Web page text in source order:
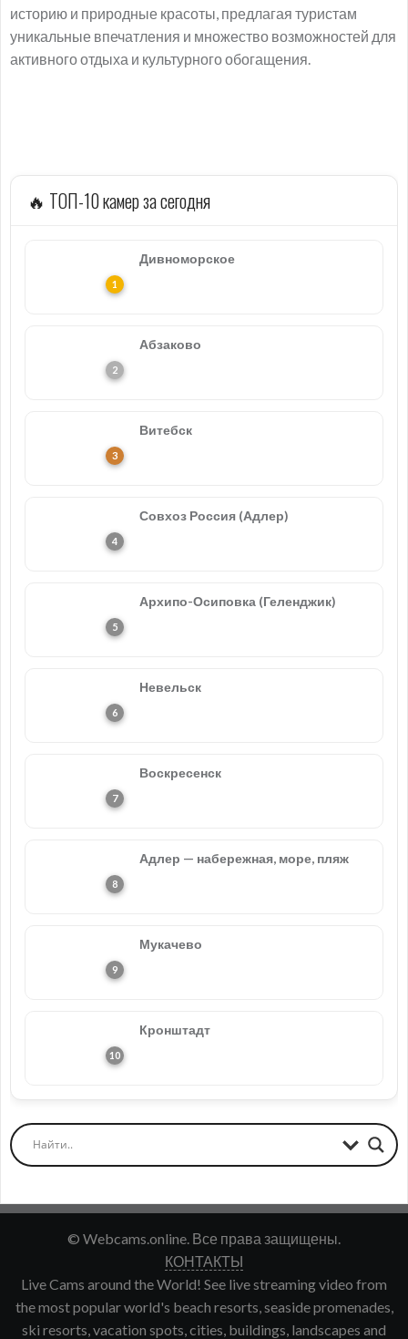
историю и природные красоты, предлагая туристам
уникальные впечатления и множество возможностей для
активного отдыха и культурного обогащения.
🔥 ТОП-10 камер за сегодня
Дивноморское
Абзаково
Витебск
Совхоз Россия (Адлер)
Архипо-Осиповка (Геленджик)
Невельск
Воскресенск
Адлер — набережная, море, пляж
Мукачево
Кронштадт
© Webcams.online. Все права защищены.
КОНТАКТЫ
Live Cams around the World! See live streaming video from
the most popular world's beach resorts, seaside promenades,
ski resorts, vacation spots, cities, buildings, landscapes and